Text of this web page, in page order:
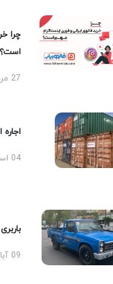
چرا
است؟
27 مرداد 1404
اجاره
04 اسفند 1404
09 آبان 1403